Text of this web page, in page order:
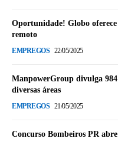
Oportunidade! Globo
remoto
EMPREGOS 22/05/2025
ManpowerGroup divulga
diversas áreas
EMPREGOS 21/05/2025
Concurso Bombeiros PR